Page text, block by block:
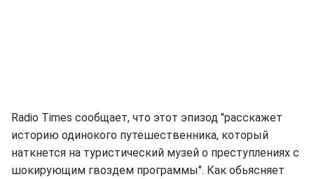
Radio Times сообщает, что этот эпизод "расскажет
историю одинокого путешественника, который
наткнется на туристический музей о преступлениях с
шокирующим гвоздем программы". Как обьясняет